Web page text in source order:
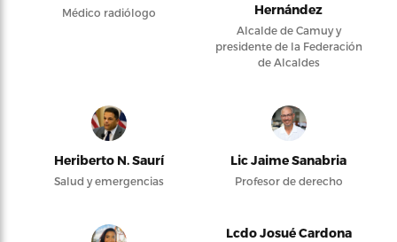
Médico radiólogo
Hernández
Alcalde de Camuy y
presidente de la Federación
de Alcaldes
Heriberto N. Saurí
Salud y emergencias
Lic Jaime Sanabria
Profesor de derecho
Lcdo Josué Cardona